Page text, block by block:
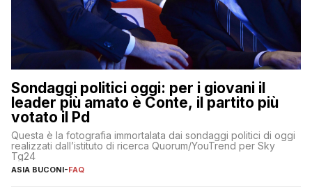
Sondaggi politici oggi: per i giovani il
leader più amato è Conte, il partito più
votato il Pd
Questa è la fotografia immortalata dai sondaggi politici di oggi
realizzati dall’istituto di ricerca Quorum/YouTrend per Sky
Tg24
ASIA BUCONI-FAQ